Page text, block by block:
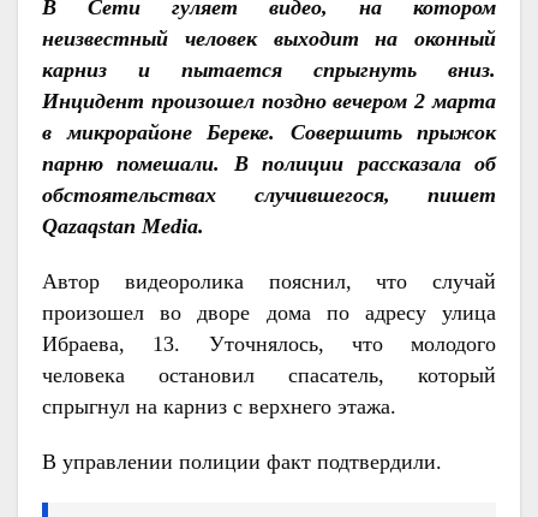
В Сети гуляет видео, на котором
неизвестный человек выходит на оконный
карниз и пытается спрыгнуть вниз.
Инцидент произошел поздно вечером 2 марта
в микрорайоне Береке. Совершить прыжок
парню помешали. В полиции рассказала об
обстоятельствах случившегося, пишет
Qazaqstan Media.
Автор видеоролика пояснил, что случай
произошел во дворе дома по адресу улица
Ибраева, 13. Уточнялось, что молодого
человека остановил спасатель, который
спрыгнул на карниз с верхнего этажа.
В управлении полиции факт подтвердили.